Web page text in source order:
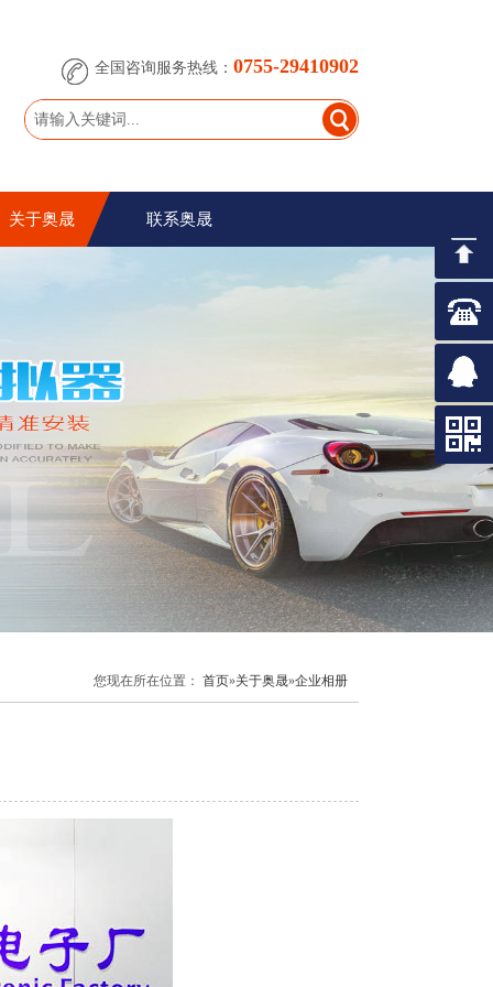
全国咨询服务热线： 0755-29410902
关于奥晟 联系奥晟
您现在所在位置： 首页»关于奥晟»企业相册